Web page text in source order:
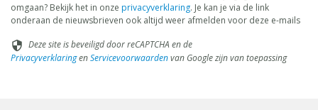
omgaan? Bekijk het in onze privacyverklaring. Je kan je via de link
onderaan de nieuwsbrieven ook altijd weer afmelden voor deze e-mails
security Deze site is beveiligd door reCAPTCHA en de
PrivacyverklaringenServicevoorwaardenvan Google zijn van toepassing